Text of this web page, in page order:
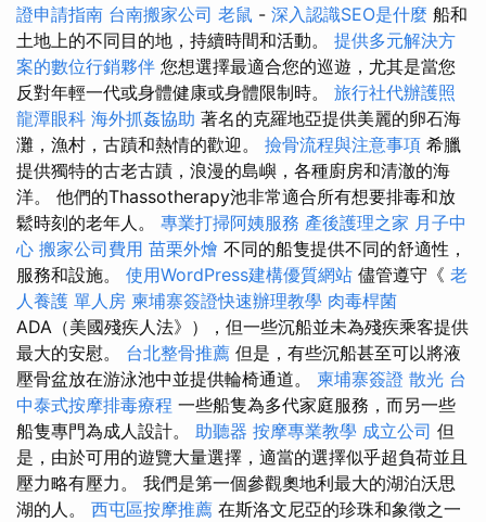
證申請指南 台南搬家公司 老鼠 - 深入認識SEO是什麼 船和
土地上的不同目的地，持續時間和活動。 提供多元解決方
案的數位行銷夥伴 您想選擇最適合您的巡遊，尤其是當您
反對年輕一代或身體健康或身體限制時。 旅行社代辦護照
龍潭眼科 海外抓姦協助 著名的克羅地亞提供美麗的卵石海
灘，漁村，古蹟和熱情的歡迎。 撿骨流程與注意事項 希臘
提供獨特的古老古蹟，浪漫的島嶼，各種廚房和清澈的海
洋。 他們的Thassotherapy池非常適合所有想要排毒和放
鬆時刻的老年人。 專業打掃阿姨服務 產後護理之家 月子中
心 搬家公司費用 苗栗外燴 不同的船隻提供不同的舒適性，
服務和設施。 使用WordPress建構優質網站 儘管遵守《 老
人養護 單人房 柬埔寨簽證快速辦理教學 肉毒桿菌
ADA（美國殘疾人法》），但一些沉船並未為殘疾乘客提供
最大的安慰。 台北整骨推薦 但是，有些沉船甚至可以將液
壓骨盆放在游泳池中並提供輪椅通道。 柬埔寨簽證 散光 台
中泰式按摩排毒療程 一些船隻為多代家庭服務，而另一些
船隻專門為成人設計。 助聽器 按摩專業教學 成立公司 但
是，由於可用的遊覽大量選擇，適當的選擇似乎超負荷並且
壓力略有壓力。 我們是第一個參觀奧地利最大的湖泊沃思
湖的人。 西屯區按摩推薦 在斯洛文尼亞的珍珠和象徵之一